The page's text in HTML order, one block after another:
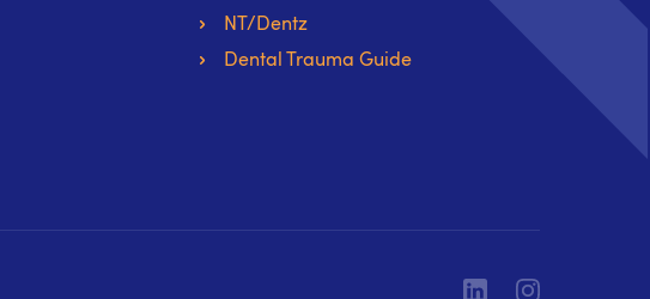
NT/Dentz
Dental Trauma Guide